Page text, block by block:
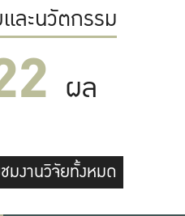
ละนวัตกรรม
ผล
มงานวิจัยทั้งหมด